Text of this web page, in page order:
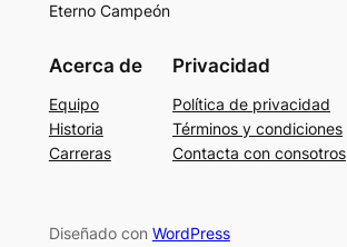
Eterno Campeón
Acerca de
Equipo
Historia
Carreras
Privacidad
Política de privacidad
Términos y condiciones
Contacta con consotros
Diseñado con WordPress